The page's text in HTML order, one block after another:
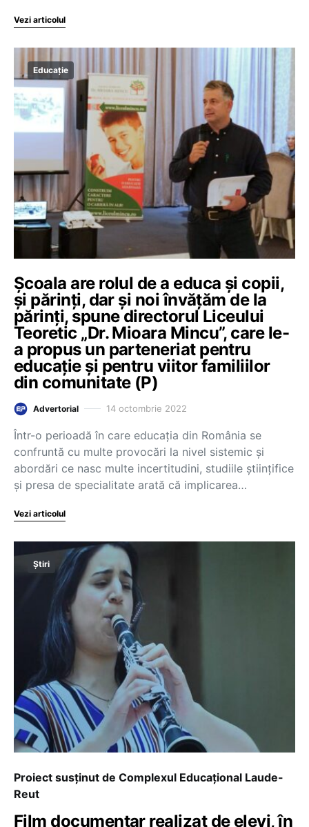
Vezi articolul
Educație
Școala are rolul de a educa și copii,
și părinți, dar și noi învățăm de la
părinți, spune directorul Liceului
Teoretic „Dr. Mioara Mincu”, care le-
a propus un parteneriat pentru
educație și pentru viitor familiilor
din comunitate (P)
Advertorial 14 octombrie 2022
Într-o perioadă în care educația din România se
confruntă cu multe provocări la nivel sistemic și
abordări ce nasc multe incertitudini, studiile științifice
și presa de specialitate arată că implicarea…
Vezi articolul
Știri
Proiect susținut de Complexul Educațional Laude-
Reut
Film documentar realizat de elevi, în